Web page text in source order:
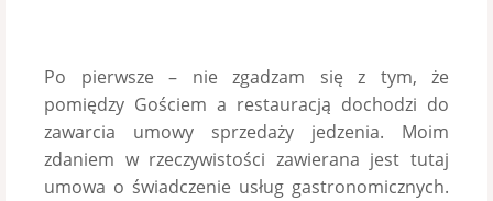
Po pierwsze – nie zgadzam się z tym, że
pomiędzy Gościem a restauracją dochodzi do
zawarcia umowy sprzedaży jedzenia. Moim
zdaniem w rzeczywistości zawierana jest tutaj
umowa o świadczenie usług gastronomicznych.